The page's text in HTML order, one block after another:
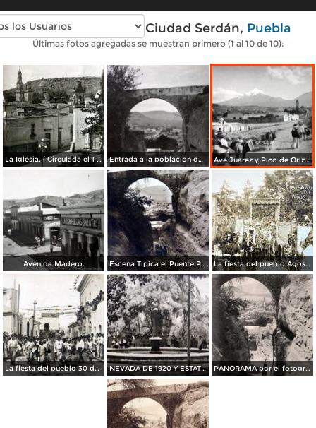
Fotos antiguas de Ciudad Serdán, Puebla
Últimas fotos agregadas se muestran primero (1 al 10 de 10):
La Iglesia. ( Circulada el 1 de Marzo de 1928 ). Entrada a la poblacion de Chalchicomula. Ave Juarez y Pico de Orizaba San Andres Chalchicomula.
Avenida Madero. Escena Tipica el Puente Por el fotografo Hugo Brehme La fiesta del pueblo Agosto de 1911
La fiesta del pueblo 30 de Agosto de 1920 NEVADA DE 1920 Y ESTATUA DE HIDALGO PANORAMA por el fotografo HUGO BREHME